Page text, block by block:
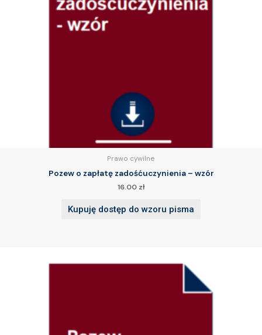
Prawo cywilne
Pozew o zapłatę zadośćuczynienia – wzór
16.00 zł
Kupuję dostęp do wzoru pisma